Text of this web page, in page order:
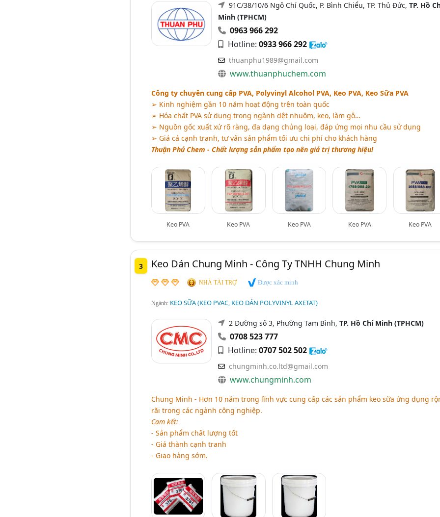
91C/38/10/6 Ngô Chí Quốc, P. Bình Chiểu, TP. Thủ Đức, TP. Hồ
Minh (TPHCM)
0963 966 292
Hotline: 0933 966 292
thuanphu1989@gmail.com
www.thuanphuchem.com
Công ty chuyên cung cấp PVA, Polyvinyl Alcohol PVA, Keo PVA, Keo Sữa PVA
➢ Kinh nghiệm gần 10 năm hoạt động trên toàn quốc
➢ Hóa chất PVA sử dụng trong ngành dệt nhuộm, keo, làm gỗ…
➢ Nguồn gốc xuất xứ rõ ràng, đa dạng chủng loại, đáp ứng mọi nhu cầu sử dụng
➢ Giá cả cạnh tranh, tư vấn sản phẩm tối ưu chi phí cho khách hàng
Thuận Phú Chem - Chất lượng sản phẩm tạo nên giá trị thương hiệu!
Keo PVA Keo PVA Keo PVA Keo PVA Keo PVA
3 Keo Dán Chung Minh - Công Ty TNHH Chung Minh
NHÀ TÀI TRỢ Được xác minh
Ngành: KEO SỮA (KEO PVAC, KEO DÁN POLYVINYL AXETAT)
2 Đường số 3, Phường Tam Bình, TP. Hồ Chí Minh (TPHCM)
0708 523 777
Hotline: 0707 502 502
chungminh.co.ltd@gmail.com
www.chungminh.com
Chung Minh - Hơn 10 năm trong lĩnh vực cung cấp các sản phẩm keo sữa ứng dụng
rãi trong các ngành công nghiệp.
Cam kết:
- Sản phẩm chất lượng tốt
- Giá thành cạnh tranh
- Giao hàng sớm.